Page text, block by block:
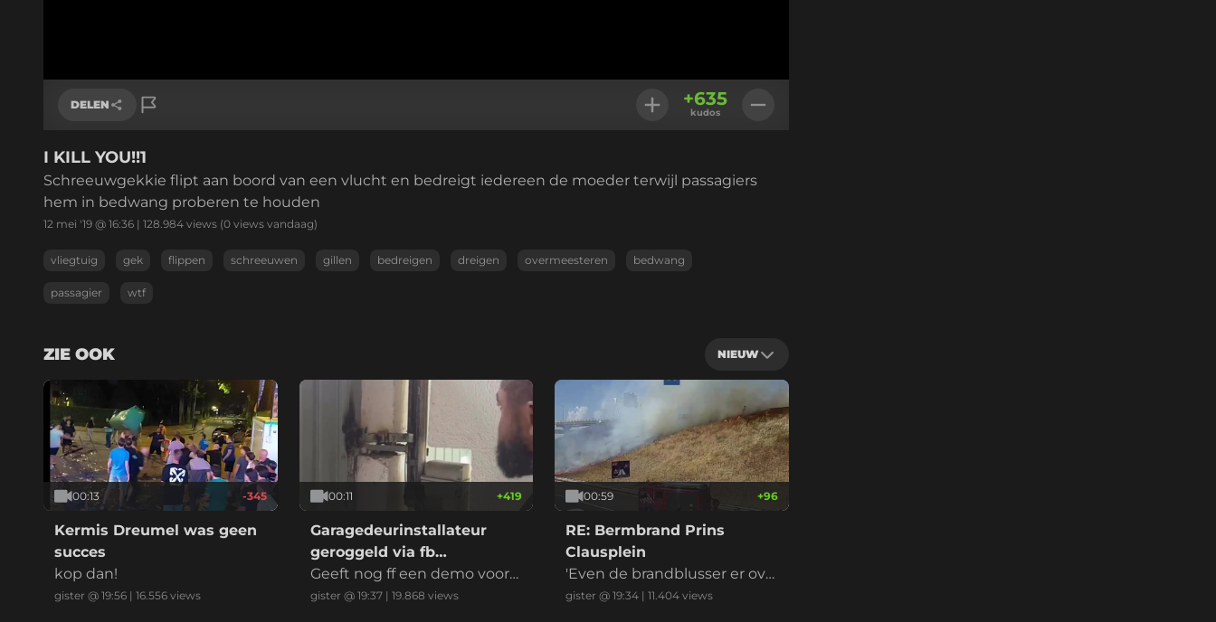
DELEN
Link kopiëren
+635
kudos
I KILL YOU!!1
Schreeuwgekkie flipt aan boord van een vlucht en bedreigt iedereen de moeder terwijl passagiers
hem in bedwang proberen te houden
12 mei '19 @ 16:36 | 128.984 views (0 views vandaag)
vliegtuig gek flippen schreeuwen gillen bedreigen dreigen overmeesteren bedwang
passagier wtf
ZIE OOK NIEUW
00:13 -345
Kermis Dreumel was geen
succes
kop dan!
gister @ 19:56 | 16.556 views
00:11 +419
Garagedeurinstallateur
geroggeld via fb
marktplaats
Geeft nog ff een demo voord
at ik betaal
gister @ 19:37| 19.868 views
00:59 +96
RE: Bermbrand Prins
Clausplein
'Even de brandblusser er ove
r en het is geblust' riep iema
gister @ 19:34 |11.404 views